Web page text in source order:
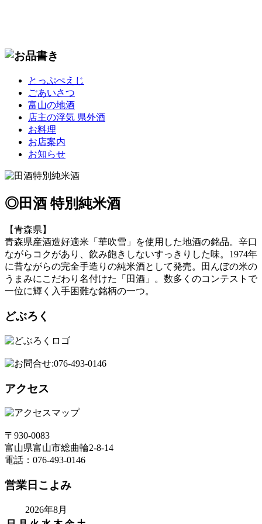
とっぷぺえじ
ごあいさつ
富山の地酒
店主の浮気 県外酒
お料理
お店案内
お知らせ
◎田酒 特別純米酒
【青森県】
青森県産酒造好適米「華吹雪」を使用した地酒の銘品。辛口
ながらコクがあり、飲み飽きしないすっきりした味。1974年
に昔ながらの完全手造りの純米酒として発売。田んぼの米の
うまみにこだわり名付けた「田酒」。数多くのコンテストで
一位に輝く入手困難な銘柄の一つ。
どぶろく
アクセス
〒930-0083
富山県富山市総曲輪2-8-14
電話：076-493-0146
営業日こよみ
2026年8月